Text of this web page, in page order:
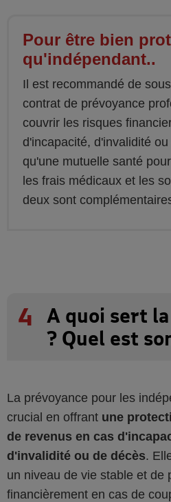
Pour être bien
qu'indépendant..
Il est recommandé de
contrat de prévoyance
couvrir les risques
d'incapacité, d'invalidité
qu'une mutuelle santé
les frais médicaux et les
deux sont
4
A quoi sert
? Quel est
La prévoyance pour les
crucial en offrant une
de revenus en cas
d'invalidité ou de décès.
un niveau de vie stable et de
financièrement en cas de